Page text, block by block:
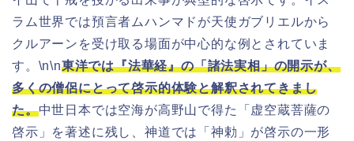
ラム世界では預言者ムハンマドが天使ガブリエルから
クルアーンを受け取る場面が中心的な例とされていま
す。\n\n東洋では『法華経』の「諸法実相」の開示が、
多くの僧侶にとって啓示的体験と解釈されてきまし
た。中世日本では空海が高野山で得た「虚空蔵菩薩の
啓示」を著述に残し、神道では「神勅」が啓示の一形